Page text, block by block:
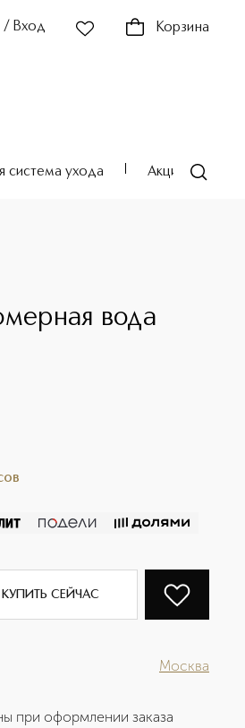
/ Вход Корзина
система ухода Акции
вода
КУПИТЬ СЕЙЧАС
Москва
при оформлении заказа